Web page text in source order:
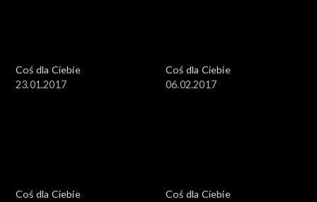
Coś dla Ciebie
23.01.2017
Coś dla Ciebie
06.02.2017
Coś dla Ciebie
Coś dla Ciebie